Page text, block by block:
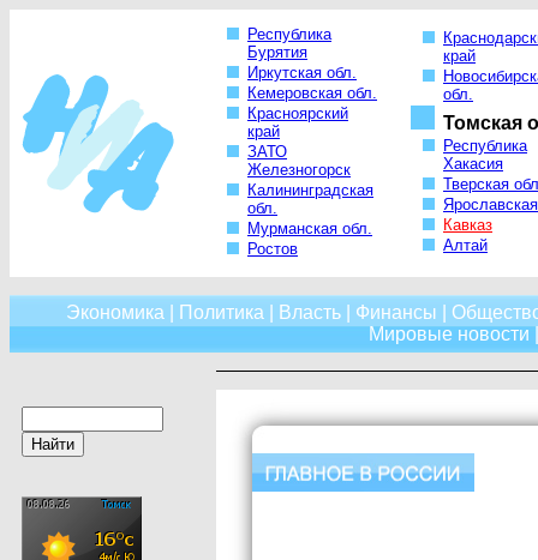
Республика
Бурятия
Иркутская обл.
Кемеровская обл.
Красноярский
край
ЗАТО
Железногорск
Калининградская
обл.
Мурманская обл.
Ростов
край
обл.
Томская
Республика
Хакасия
Тверская
Кавказ
Алтай
Экономика Политика Власть Финансы
Мировые новости